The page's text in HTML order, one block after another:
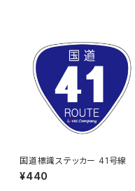
国道標識ステッカー 41号線
¥440